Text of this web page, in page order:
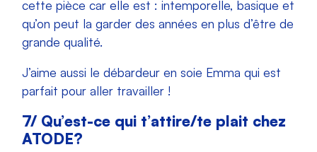
cette pièce car elle est : intemporelle, basique et
qu’on peut la garder des années en plus d’être de
grande qualité.
J’aime aussi le débardeur en soie Emma qui est
parfait pour aller travailler !
7/ Qu’est-ce qui t’attire/te plait chez
ATODE?